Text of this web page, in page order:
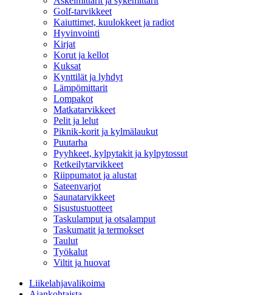
Golf-tarvikkeet
Kaiuttimet, kuulokkeet ja radiot
Hyvinvointi
Kirjat
Korut ja kellot
Kuksat
Kynttilät ja lyhdyt
Lämpömittarit
Lompakot
Matkatarvikkeet
Pelit ja lelut
Piknik-korit ja kylmälaukut
Puutarha
Pyyhkeet, kylpytakit ja kylpytossut
Retkeilytarvikkeet
Riippumatot ja alustat
Sateenvarjot
Saunatarvikkeet
Sisustustuotteet
Taskulamput ja otsalamput
Taskumatit ja termokset
Taulut
Työkalut
Viltit ja huovat
Liikelahjavalikoima